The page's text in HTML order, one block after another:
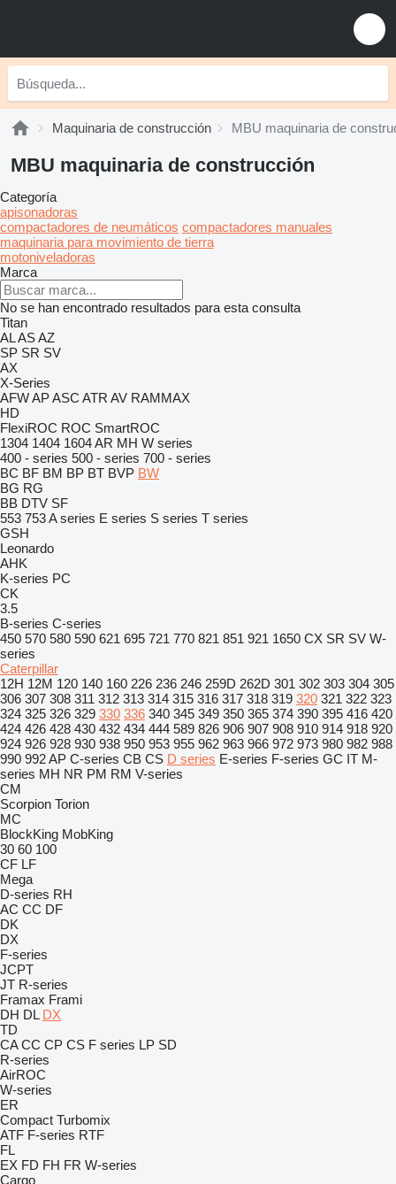
Maquinaria de construcción MBU maquinaria de
MBU maquinaria de construcción
Categoría
apisonadoras
compactadores de neumáticos compactadores manuales
maquinaria para movimiento de tierra
motoniveladoras
Marca
No se han encontrado resultados para esta consulta
Titan
ALASAZ
SP SR SV
AX
X-Series
AFWAPASC ATR AV RAMMAX
HD
FlexiROC ROC SmartROC
1304 1404 1604AR MH W series
400 - series 500 - series 700 - series
BC BF BM BP BT BVP BW
BG RG
BB DTV SF
553 753A series E series S series T series
GSH
Leonardo
AHK
K-series PC
CK
3.5
B-series C-series
450 570 580 590 621 695 721 770 821 851 921 1650 CX SR SV W-
series
Caterpillar
12H 12M 120 140 160 226 236 246 259D 262D 301 302 303 304 305
306 307 308 311 312 313 314 315 316 317 318 319 320 321 322 323
324 325 326 329 330 336 340 345 349 350 365 374 390 395 416 420
424 426 428 430 432 434 444 589 826 906 907 908 910 914 918 920
924 926 928 930 938 950 953 955 962 963 966 972 973 980 982 988
990 992AP C-series CB CS D series E-series F-series GC IT M-
series MH NR PM RM V-series
CM
Scorpion Torion
MC
BlockKing MobKing
30 60 100
CF LF
Mega
D-series RH
AC CC DF
DK
DX
F-series
JCPT
JT R-series
Framax Frami
DH DL DX
TD
CA CC CP CS F series LP SD
R-series
AirROC
W-series
ER
Compact Turbomix
ATF F-series RTF
FL
EX FD FH FR W-series
Cargo